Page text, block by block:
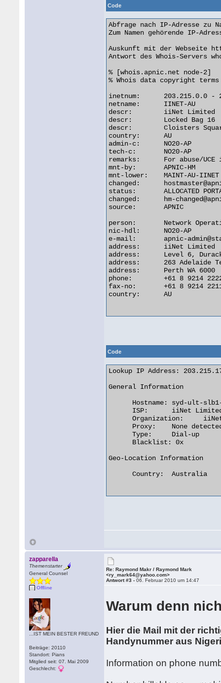
Code
Abfrage nach IP-Adresse
Zum Namen gehörende IP-
Auskunft mit der Webseite
Antwort des Whois-Servers
% [whois.apnic.net node-2]
% Whois data copyright
inetnum:      203.215.0.0 -
netname:      IINET-AU
descr:        iiNet Limited
descr:        Locked Bag 16
descr:        Cloisters
country:      AU
admin-c:      NO20-AP
tech-c:       NO20-AP
remarks:      For abuse/
mnt-by:       APNIC-HM
mnt-lower:    MAINT-AU-IINET
changed:
status:       ALLOCATED
changed:      hm-
source:       APNIC
person:       Network
nic-hdl:      NO20-AP
e-mail:       apnic-
address:      iiNet Limited
address:      Level 6,
address:      263 Adelaide
address:      Perth WA 6000
phone:        +61 8 9214
fax-no:       +61 8 9214
country:      AU
Code
Lookup IP Address:
General Information
      Hostname:	syd-ult-slb1-vlan5.ii.net
      ISP:	iiNet Limited
      Organization:	iiNet Limited
      Proxy:	None detected
      Type:	Dial-up
      Blacklist: 0x
Geo-Location Information
      Country:	Australia
zapparella
Themenstarter
General Counsel
Offline
...IST MEIN BESTER FREUND
Beiträge: 20110
Standort: Pians
Mitglied seit: 07. Mai 2009
Geschlecht:
Re: Raymond Makr / Raymond Mark
<ry_mark64@yahoo.com>
Antwort #3 -06. Februar 2010 um 14:47
Warum denn
Hier die Mail mit der
Handynummer aus
Information on phone